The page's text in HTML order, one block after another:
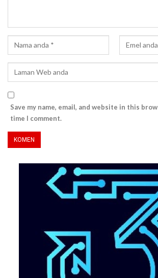
Save my name, email, and website in this
time I comment.